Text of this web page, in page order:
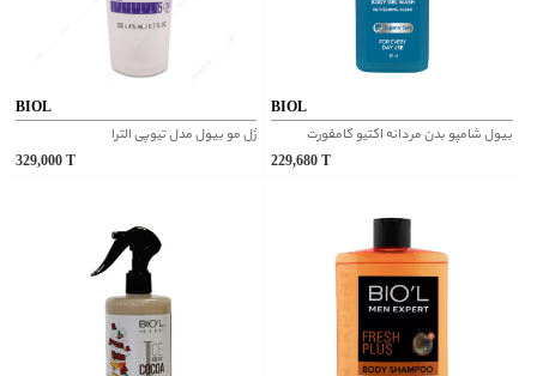
BIOL
ژل مو بیول مدل تیوپی الترا
329,000
BIOL
بیول شامپو بدن مردانه اکتیو کامفورت
229,680